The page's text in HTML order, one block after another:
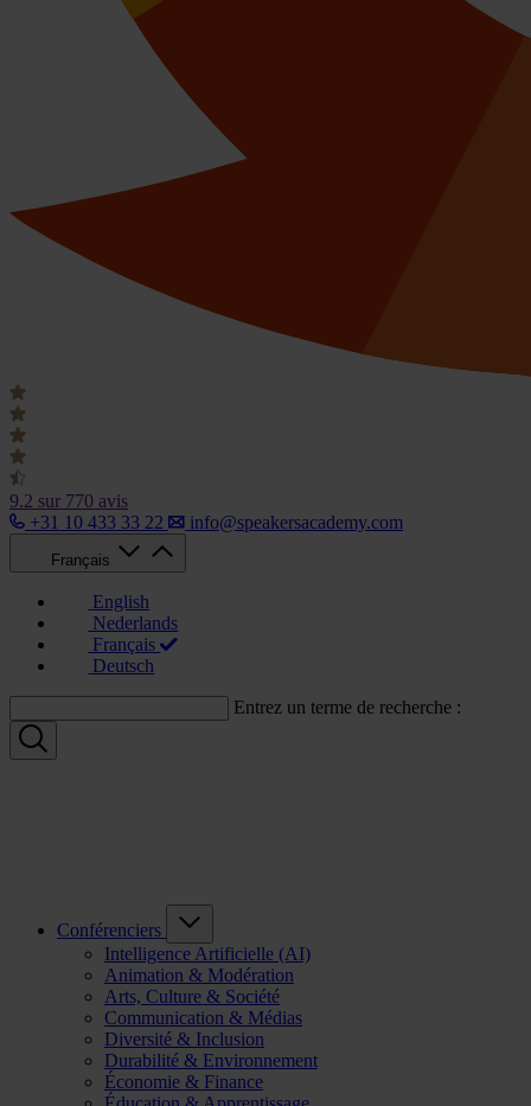
9.2 sur 770 avis
+31 10 433 33 22
info@speakersacademy.com
Français
English
Nederlands
Français
Deutsch
Entrez un terme de recherche :
Conférenciers
Intelligence Artificielle (AI)
Animation & Modération
Arts, Culture & Société
Communication & Médias
Diversité & Inclusion
Durabilité & Environnement
Économie & Finance